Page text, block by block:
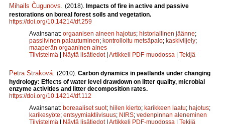
Mihails Čugunovs (2018). Impacts of fire in active and passive
restorations on boreal forest soils and vegetation.
https://doi.org/10.14214/df.259
Avainsanat: orgaanisen aineen hajotus; historiallinen jäänne;
passiivinen palautuminen; kontrolloitu metsäpalo; kaskiviljely;
maaperän orgaaninen aines
Tiivistelmä | Näytä lisätiedot | Artikkeli PDF-muodossa | Tekijä
Petra Straková (2010). Carbon dynamics in peatlands under changing
hydrology: Effects of water level drawdown on litter quality, microbial
enzyme activities and litter decomposition rates.
https://doi.org/10.14214/df.112
Avainsanat: boreaaliset suot; hiilen kierto; karikkeen laatu; hajotus;
karikesyöte; entsyymiaktiivisuus; NIRS; vedenpinnan aleneminen
Tiivistelmä | Näytä lisätiedot | Artikkeli PDF-muodossa | Tekijä